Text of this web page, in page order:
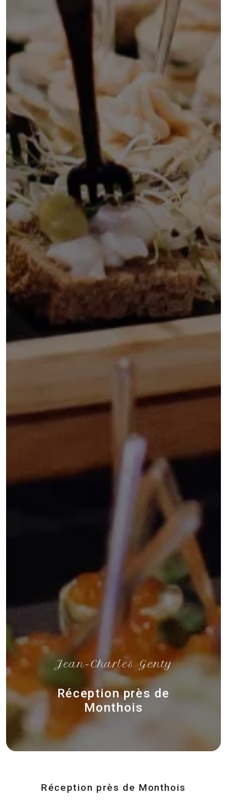
Réception près de
Monthois
Jean-Charles Genty
Réception près de Monthois